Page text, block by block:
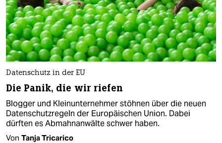
Datenschutz in der EU
Die Panik, die wir riefen
Blogger und Kleinunternehmer stöhnen über die neuen
Datenschutzregeln der Europäischen Union. Dabei
dürften es Abmahnanwälte schwer haben.
Von Tanja Tricarico